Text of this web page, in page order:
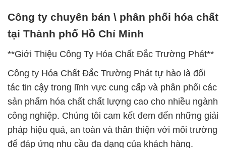
Công ty chuyên bán \ phân phối hóa chất
tại Thành phố Hồ Chí Minh
**Giới Thiệu Công Ty Hóa Chất Đắc Trường Phát**
Công ty Hóa Chất Đắc Trường Phát tự hào là đối
tác tin cậy trong lĩnh vực cung cấp và phân phối các
sản phẩm hóa chất chất lượng cao cho nhiều ngành
công nghiệp. Chúng tôi cam kết đem đến những giải
pháp hiệu quả, an toàn và thân thiện với môi trường
để đáp ứng nhu cầu đa dạng của khách hàng.